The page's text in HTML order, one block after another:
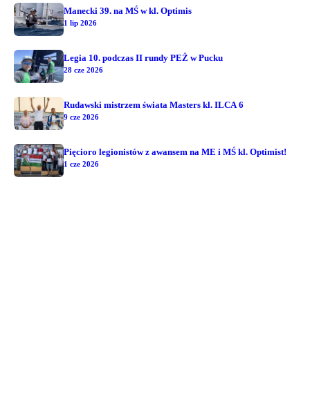
Manecki 39. na MŚ w kl. Optimis
1 lip 2026
Legia 10. podczas II rundy PEŻ w Pucku
28 cze 2026
Rudawski mistrzem świata Masters kl. ILCA 6
9 cze 2026
Pięcioro legionistów z awansem na ME i MŚ kl. Optimist!
1 cze 2026